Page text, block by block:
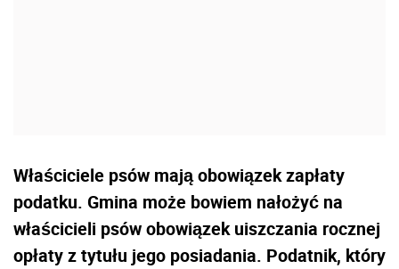
Właściciele psów mają obowiązek zapłaty
podatku. Gmina może bowiem nałożyć na
właścicieli psów obowiązek uiszczania rocznej
opłaty z tytułu jego posiadania. Podatnik, który